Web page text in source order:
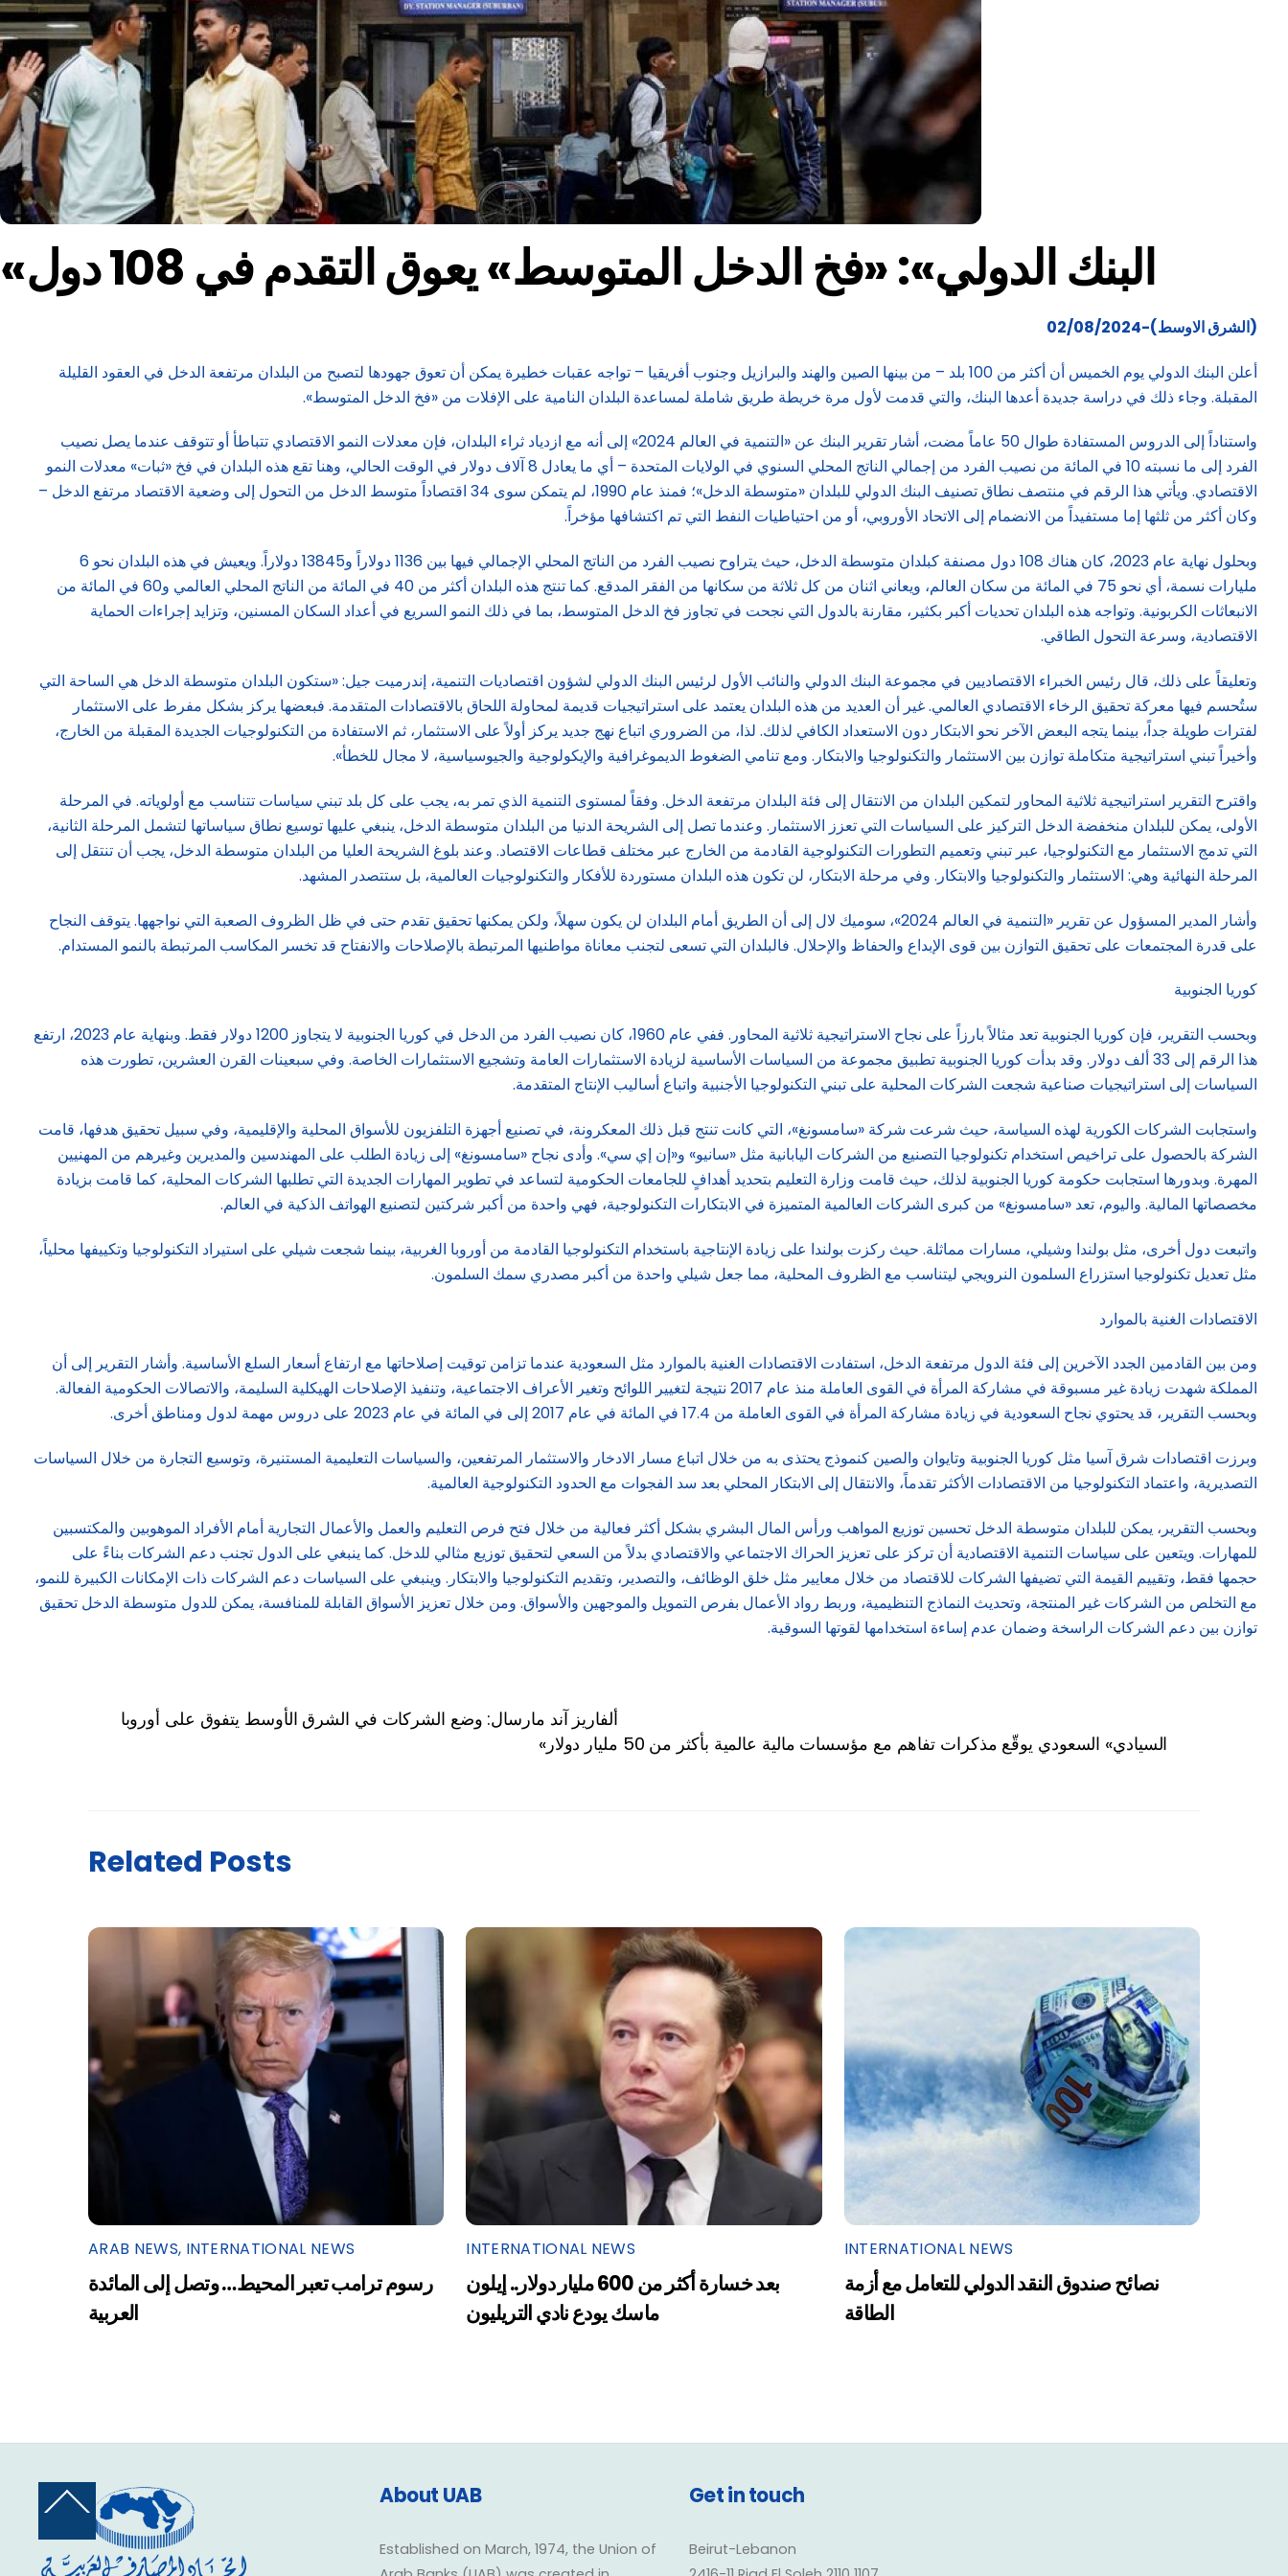
«البنك الدولي»: «فخ الدخل المتوسط» يعوق التقدم في 108 دول
(الشرق الاوسط)-02/08/2024
أعلن البنك الدولي يوم الخميس أن أكثر من 100 بلد – من بينها الصين والهند والبرازيل وجنوب أفريقيا – تواجه عقبات خطيرة يمكن أن تعوق جهودها لتصبح من البلدان مرتفعة الدخل في العقود القليلة
المقبلة. وجاء ذلك في دراسة جديدة أعدها البنك، والتي قدمت لأول مرة خريطة طريق شاملة لمساعدة البلدان النامية على الإفلات من «فخ الدخل المتوسط».
واستناداً إلى الدروس المستفادة طوال 50 عاماً مضت، أشار تقرير البنك عن «التنمية في العالم 2024» إلى أنه مع ازدياد ثراء البلدان، فإن معدلات النمو الاقتصادي تتباطأ أو تتوقف عندما يصل نصيب
الفرد إلى ما نسبته 10 في المائة من نصيب الفرد من إجمالي الناتج المحلي السنوي في الولايات المتحدة – أي ما يعادل 8 آلاف دولار في الوقت الحالي، وهنا تقع هذه البلدان في فخ «ثبات» معدلات النمو
الاقتصادي. ويأتي هذا الرقم في منتصف نطاق تصنيف البنك الدولي للبلدان «متوسطة الدخل»؛ فمنذ عام 1990، لم يتمكن سوى 34 اقتصاداً متوسط الدخل من التحول إلى وضعية الاقتصاد مرتفع الدخل –
وكان أكثر من ثلثها إما مستفيداً من الانضمام إلى الاتحاد الأوروبي، أو من احتياطيات النفط التي تم اكتشافها مؤخراً.
وبحلول نهاية عام 2023، كان هناك 108 دول مصنفة كبلدان متوسطة الدخل، حيث يتراوح نصيب الفرد من الناتج المحلي الإجمالي فيها بين 1136 دولاراً و13845 دولاراً. ويعيش في هذه البلدان نحو 6
مليارات نسمة، أي نحو 75 في المائة من سكان العالم، ويعاني اثنان من كل ثلاثة من سكانها من الفقر المدقع. كما تنتج هذه البلدان أكثر من 40 في المائة من الناتج المحلي العالمي و60 في المائة من
الانبعاثات الكربونية. وتواجه هذه البلدان تحديات أكبر بكثير، مقارنة بالدول التي نجحت في تجاوز فخ الدخل المتوسط، بما في ذلك النمو السريع في أعداد السكان المسنين، وتزايد إجراءات الحماية
الاقتصادية، وسرعة التحول الطاقي.
وتعليقاً على ذلك، قال رئيس الخبراء الاقتصاديين في مجموعة البنك الدولي والنائب الأول لرئيس البنك الدولي لشؤون اقتصاديات التنمية، إندرميت جيل: «ستكون البلدان متوسطة الدخل هي الساحة التي
ستُحسم فيها معركة تحقيق الرخاء الاقتصادي العالمي. غير أن العديد من هذه البلدان يعتمد على استراتيجيات قديمة لمحاولة اللحاق بالاقتصادات المتقدمة. فبعضها يركز بشكل مفرط على الاستثمار
لفترات طويلة جداً، بينما يتجه البعض الآخر نحو الابتكار دون الاستعداد الكافي لذلك. لذا، من الضروري اتباع نهج جديد يركز أولاً على الاستثمار، ثم الاستفادة من التكنولوجيات الجديدة المقبلة من الخارج،
وأخيراً تبني استراتيجية متكاملة توازن بين الاستثمار والتكنولوجيا والابتكار. ومع تنامي الضغوط الديموغرافية والإيكولوجية والجيوسياسية، لا مجال للخطأ».
واقترح التقرير استراتيجية ثلاثية المحاور لتمكين البلدان من الانتقال إلى فئة البلدان مرتفعة الدخل. وفقاً لمستوى التنمية الذي تمر به، يجب على كل بلد تبني سياسات تتناسب مع أولوياته. في المرحلة
الأولى، يمكن للبلدان منخفضة الدخل التركيز على السياسات التي تعزز الاستثمار. وعندما تصل إلى الشريحة الدنيا من البلدان متوسطة الدخل، ينبغي عليها توسيع نطاق سياساتها لتشمل المرحلة الثانية،
التي تدمج الاستثمار مع التكنولوجيا، عبر تبني وتعميم التطورات التكنولوجية القادمة من الخارج عبر مختلف قطاعات الاقتصاد. وعند بلوغ الشريحة العليا من البلدان متوسطة الدخل، يجب أن تنتقل إلى
المرحلة النهائية وهي: الاستثمار والتكنولوجيا والابتكار. وفي مرحلة الابتكار، لن تكون هذه البلدان مستوردة للأفكار والتكنولوجيات العالمية، بل ستتصدر المشهد.
وأشار المدير المسؤول عن تقرير «التنمية في العالم 2024»، سوميك لال إلى أن الطريق أمام البلدان لن يكون سهلاً، ولكن يمكنها تحقيق تقدم حتى في ظل الظروف الصعبة التي نواجهها. يتوقف النجاح
على قدرة المجتمعات على تحقيق التوازن بين قوى الإبداع والحفاظ والإحلال. فالبلدان التي تسعى لتجنب معاناة مواطنيها المرتبطة بالإصلاحات والانفتاح قد تخسر المكاسب المرتبطة بالنمو المستدام.
كوريا الجنوبية
وبحسب التقرير، فإن كوريا الجنوبية تعد مثالاً بارزاً على نجاح الاستراتيجية ثلاثية المحاور. ففي عام 1960، كان نصيب الفرد من الدخل في كوريا الجنوبية لا يتجاوز 1200 دولار فقط. وبنهاية عام 2023، ارتفع
هذا الرقم إلى 33 ألف دولار. وقد بدأت كوريا الجنوبية تطبيق مجموعة من السياسات الأساسية لزيادة الاستثمارات العامة وتشجيع الاستثمارات الخاصة. وفي سبعينات القرن العشرين، تطورت هذه
السياسات إلى استراتيجيات صناعية شجعت الشركات المحلية على تبني التكنولوجيا الأجنبية واتباع أساليب الإنتاج المتقدمة.
واستجابت الشركات الكورية لهذه السياسة، حيث شرعت شركة «سامسونغ»، التي كانت تنتج قبل ذلك المعكرونة، في تصنيع أجهزة التلفزيون للأسواق المحلية والإقليمية، وفي سبيل تحقيق هدفها، قامت
الشركة بالحصول على تراخيص استخدام تكنولوجيا التصنيع من الشركات اليابانية مثل «سانيو» و«إن إي سي». وأدى نجاح «سامسونغ» إلى زيادة الطلب على المهندسين والمديرين وغيرهم من المهنيين
المهرة. وبدورها استجابت حكومة كوريا الجنوبية لذلك، حيث قامت وزارة التعليم بتحديد أهدافٍ للجامعات الحكومية لتساعد في تطوير المهارات الجديدة التي تطلبها الشركات المحلية، كما قامت بزيادة
مخصصاتها المالية. واليوم، تعد «سامسونغ» من كبرى الشركات العالمية المتميزة في الابتكارات التكنولوجية، فهي واحدة من أكبر شركتين لتصنيع الهواتف الذكية في العالم.
واتبعت دول أخرى، مثل بولندا وشيلي، مسارات مماثلة. حيث ركزت بولندا على زيادة الإنتاجية باستخدام التكنولوجيا القادمة من أوروبا الغربية، بينما شجعت شيلي على استيراد التكنولوجيا وتكييفها محلياً،
مثل تعديل تكنولوجيا استزراع السلمون النرويجي ليتناسب مع الظروف المحلية، مما جعل شيلي واحدة من أكبر مصدري سمك السلمون.
الاقتصادات الغنية بالموارد
ومن بين القادمين الجدد الآخرين إلى فئة الدول مرتفعة الدخل، استفادت الاقتصادات الغنية بالموارد مثل السعودية عندما تزامن توقيت إصلاحاتها مع ارتفاع أسعار السلع الأساسية. وأشار التقرير إلى أن
المملكة شهدت زيادة غير مسبوقة في مشاركة المرأة في القوى العاملة منذ عام 2017 نتيجة لتغيير اللوائح وتغير الأعراف الاجتماعية، وتنفيذ الإصلاحات الهيكلية السليمة، والاتصالات الحكومية الفعالة.
وبحسب التقرير، قد يحتوي نجاح السعودية في زيادة مشاركة المرأة في القوى العاملة من 17.4 في المائة في عام 2017 إلى في المائة في عام 2023 على دروس مهمة لدول ومناطق أخرى.
وبرزت اقتصادات شرق آسيا مثل كوريا الجنوبية وتايوان والصين كنموذج يحتذى به من خلال اتباع مسار الادخار والاستثمار المرتفعين، والسياسات التعليمية المستنيرة، وتوسيع التجارة من خلال السياسات
التصديرية، واعتماد التكنولوجيا من الاقتصادات الأكثر تقدماً، والانتقال إلى الابتكار المحلي بعد سد الفجوات مع الحدود التكنولوجية العالمية.
وبحسب التقرير، يمكن للبلدان متوسطة الدخل تحسين توزيع المواهب ورأس المال البشري بشكل أكثر فعالية من خلال فتح فرص التعليم والعمل والأعمال التجارية أمام الأفراد الموهوبين والمكتسبين
للمهارات. ويتعين على سياسات التنمية الاقتصادية أن تركز على تعزيز الحراك الاجتماعي والاقتصادي بدلاً من السعي لتحقيق توزيع مثالي للدخل. كما ينبغي على الدول تجنب دعم الشركات بناءً على
حجمها فقط، وتقييم القيمة التي تضيفها الشركات للاقتصاد من خلال معايير مثل خلق الوظائف، والتصدير، وتقديم التكنولوجيا والابتكار. وينبغي على السياسات دعم الشركات ذات الإمكانات الكبيرة للنمو،
مع التخلص من الشركات غير المنتجة، وتحديث النماذج التنظيمية، وربط رواد الأعمال بفرص التمويل والموجهين والأسواق. ومن خلال تعزيز الأسواق القابلة للمنافسة، يمكن للدول متوسطة الدخل تحقيق
توازن بين دعم الشركات الراسخة وضمان عدم إساءة استخدامها لقوتها السوقية.
ألفاريز آند مارسال: وضع الشركات في الشرق الأوسط يتفوق على أوروبا
«السيادي» السعودي يوقّع مذكرات تفاهم مع مؤسسات مالية عالمية بأكثر من 50 مليار دولار
Related Posts
ARAB NEWS, INTERNATIONAL NEWS
رسوم ترامب تعبر المحيط… وتصل إلى المائدة
العربية
INTERNATIONAL NEWS
بعد خسارة أكثر من 600 مليار دولار.. إيلون
ماسك يودع نادي التريليون
INTERNATIONAL NEWS
نصائح صندوق النقد الدولي للتعامل مع أزمة
الطاقة
Back
Top
About UAB
Established on March, 1974, the Union of
Get in touch
Beirut-Lebanon